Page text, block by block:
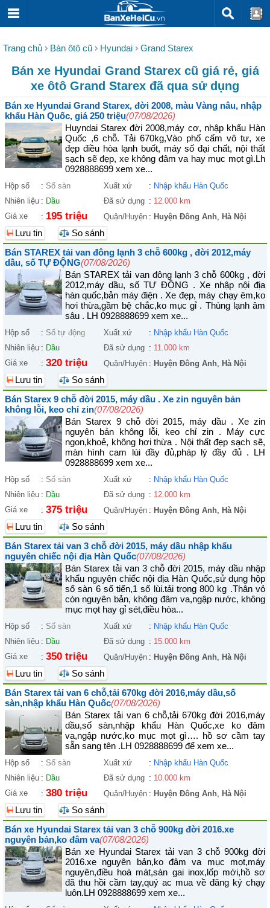
Trang chủ Bán ôtô cũ Hyundai Grand Starex
Bán xe Hyundai Grand Starex cũ giá rẻ, giá
xe ôtô Grand Starex đã qua sử dụng
Bán xe Hyundai Grand Starex, đời 2008, màu Vàng nâu, nhập
khẩu Hàn Quốc, giá 250 triệu(07/08/2026)
Huyndai Starex đời 2008,máy cơ, nhập khẩu Hàn
Quốc ,6 chỗ. Tải 670kg,Vào phố cấm vô tư, xe
đẹp điều hòa lạnh buốt, máy số đại chất, nội thất
sạch sẽ đẹp, xe không đâm va hay mục mọt gì.Lh
0928888699 xem xe...
Hộp số : Số sàn Xuất xứ : Nhập khẩu Hàn Quốc
Nhiên liệu : Dầu Đã sử dụng : 12.000 km
Giá xe
: 195 triệu Quận/Huyện : Huyện Đông Anh, Hà Nội
Lưu tin
So sánh
Bán STAREX tải van đông lạnh 3 chỗ 600kg , đời 2012,máy
dầu, số TỰ ĐỘNG(07/08/2026)
Bán STAREX tải van đông lạnh 3 chỗ 600kg , đời
2012,máy dầu, số TỰ ĐỘNG . Xe nhập nội địa
hàn quốc,bản máy điện . Xe đẹp, máy chạy êm,ko
hơi thừa,gầm bệ chắc,ko mục gỉ . Thùng lạnh âm
sâu . LH 0928888699 xem xe...
Hộp số : Số tự động Xuất xứ : Nhập khẩu Hàn Quốc
Nhiên liệu : Dầu Đã sử dụng : 11.000 km
Giá xe
: 320 triệu Quận/Huyện : Huyện Đông Anh, Hà Nội
Lưu tin
So sánh
Bán Starex 9 chỗ đời 2015, máy dầu . Xe zin nguyên bản
không lỗi, keo chỉ zin(07/08/2026)
Bán Starex 9 chỗ đời 2015, máy dầu . Xe zin
nguyên bản không lỗi, keo chỉ zin . Máy cực
ngon,khoẻ, không hơi thừa . Nội thất đẹp sạch sẽ,
màn hình cam lùi đầy đủ,pháp lý đầy đủ . LH
0928888699 xem xe...
Hộp số : Số sàn Xuất xứ : Nhập khẩu Hàn Quốc
Nhiên liệu : Dầu Đã sử dụng : 12.000 km
Giá xe
: 375 triệu Quận/Huyện : Huyện Đông Anh, Hà Nội
Lưu tin
So sánh
Bán Starex tải van 3 chỗ đời 2015, máy dầu nhập khẩu
nguyên chiếc nội địa Hàn Quốc(07/08/2026)
Bán Starex tải van 3 chỗ đời 2015, máy dầu nhập
khẩu nguyên chiếc nội địa Hàn Quốc,sử dụng hộp
số sàn 6 số tiến,1 số lùi.tải trọng 800 kg .Thân vỏ
còn nguyên bản, không đâm va,ngập nước, không
mục mọt hay gỉ sét,điều hòa...
Hộp số : Số sàn Xuất xứ : Nhập khẩu Hàn Quốc
Nhiên liệu : Dầu Đã sử dụng : 15.000 km
Giá xe
: 350 triệu Quận/Huyện : Huyện Đông Anh, Hà Nội
Lưu tin
So sánh
Bán Starex tải van 6 chỗ,tải 670kg đời 2016,máy dầu,số
sàn,nhập khẩu Hàn Quốc(07/08/2026)
Bán Starex tải van 6 chỗ,tải 670kg đời 2016,máy
dầu,số sàn,nhập khẩu Hàn Quốc,xe ko đâm
va,ngập nước,ko mục mọt gì…. hồ sơ cầm tay
sẵn sang tên .LH 0928888699 để xem xe...
Hộp số : Số sàn Xuất xứ : Nhập khẩu Hàn Quốc
Nhiên liệu : Dầu Đã sử dụng : 10.000 km
Giá xe
: 380 triệu Quận/Huyện : Huyện Đông Anh, Hà Nội
Lưu tin
So sánh
Bán xe Hyundai Starex tải van 3 chỗ 900kg đời 2016.xe
nguyên bản,ko đâm va(07/08/2026)
Bán xe Hyundai Starex tải van 3 chỗ 900kg đời
2016.xe nguyên bản,ko đâm va mục mọt,máy
nguyên,điều hoà mát,sàn gai inox,lốp mới,hồ sơ
đã thu hồi cầm tay,quý ac mua về đăng ký chạy
luôn.LH 0928888699 xem xe...